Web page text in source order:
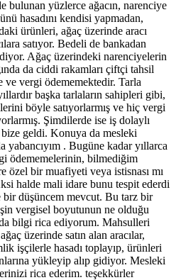
bulunan yüzlerce ağacın, narenciye
hasadını kendisi yapmadan,
ürünleri, ağaç üzerinde aracı
satıyor. Bedeli de bankadan
Ağaç üzerindeki narenciyelerin
da ciddi rakamları çiftçi tahsil
ve vergi ödememektedir. Tarla
başka tarlaların sahipleri gibi,
böyle satıyorlarmış ve hiç vergi
Şimdilerde ise iş dolaylı
geldi. Konuya da mesleki
yabancıyım . Bugüne kadar yıllarca
ödememelerinin, bilmediğim
özel bir muafiyeti veya istisnası mı
halde mali idare bunu tespit ederdi
bir düşüncem mevcut. Bu tarz bir
vergisel boyutunun ne olduğu
bilgi rica ediyorum. Mahsulleri
üzerinde satın alan aracılar,
işçilerle hasadı toplayıp, ürünleri
yükleyip alıp gidiyor. Mesleki
rica ederim. teşekkürler